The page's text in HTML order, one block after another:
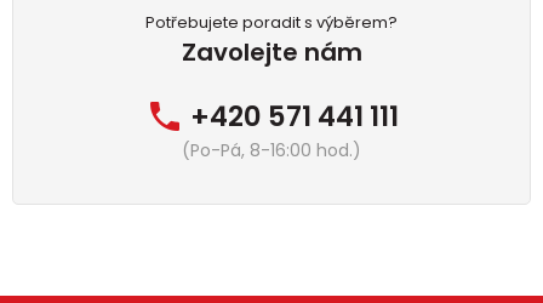
Potřebujete poradit s výběrem?
Zavolejte nám
+420 571 441 111
(Po-Pá, 8-16:00 hod.)